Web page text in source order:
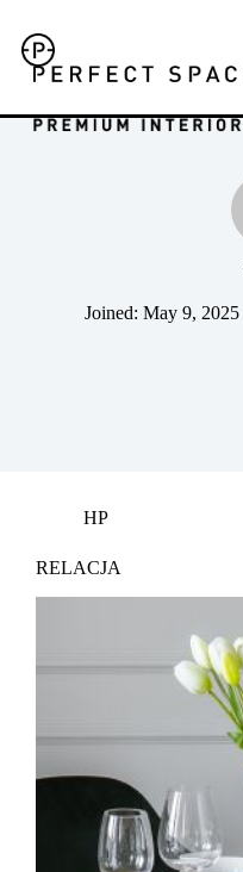
content
Joined: May 9, 2025
HP
RELACJA